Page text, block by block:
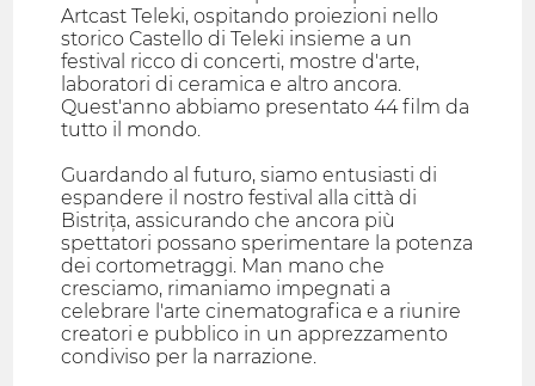
Artcast Teleki, ospitando proiezioni nello
storico Castello di Teleki insieme a un
festival ricco di concerti, mostre d'arte,
laboratori di ceramica e altro ancora.
Quest'anno abbiamo presentato 44 film da
tutto il mondo.
Guardando al futuro, siamo entusiasti di
espandere il nostro festival alla città di
Bistrița, assicurando che ancora più
spettatori possano sperimentare la potenza
dei cortometraggi. Man mano che
cresciamo, rimaniamo impegnati a
celebrare l'arte cinematografica e a riunire
creatori e pubblico in un apprezzamento
condiviso per la narrazione.